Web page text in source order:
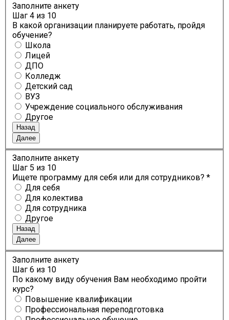
Заполните анкету
Шаг 4 из 10
В какой организации планируете работать, пройдя
обучение?
Школа
Лицей
ДПО
Колледж
Детский сад
ВУЗ
Учреждение социального обслуживания
Другое
Назад
Далее
Заполните анкету
Шаг 5 из 10
Ищете программу для себя или для сотрудников? *
Для себя
Для колектива
Для сотрудника
Другое
Назад
Далее
Заполните анкету
Шаг 6 из 10
По какому виду обучения Вам необходимо пройти
курс?
Повышение квалификации
Профессиональная переподготовка